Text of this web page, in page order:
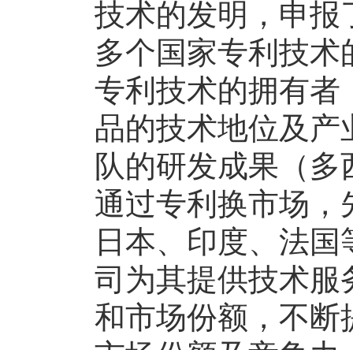
技术的发明，申报
多个国家专利技
专利技术的拥有者
品的技术地位及
队的研发成果（
通过专利换市场
日本、印度、法
司为其提供技术服
和市场份额，不断